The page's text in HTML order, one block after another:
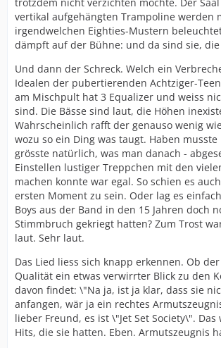
vertikal aufgehängten Trampoline werden
irgendwelchen Eighties-Mustern
dämpft auf der Bühne: und da sind sie, die
Und dann der Schreck. Welch ein
Idealen der pubertierenden Achtziger-
am Mischpult hat 3 Equalizer und weiss
sind. Die Bässe sind laut, die Höhen
Wahrscheinlich rafft der genauso wenig
wozu so ein Ding was taugt. Haben musste
grösste natürlich, was man danach -
Einstellen lustiger Treppchen mit den
machen konnte war egal. So schien es
ersten Moment zu sein. Oder lag es
Boys aus der Band in den 15 Jahren doch
Stimmbruch gekriegt hatten? Zum Trost
laut. Sehr laut.
Das Lied liess sich knapp erkennen. Ob
Qualität ein etwas verwirrter Blick zu den
davon findet: \"Na ja, ist ja klar, dass sie
anfangen, wär ja ein rechtes
lieber Freund, es ist \"Jet Set Society\".
Hits, die sie hatten. Eben. Armutszeugnis